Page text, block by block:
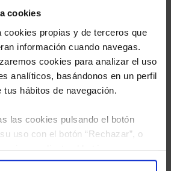
cookies
cookies propias y de terceros que
información cuando navegas.
cookies para analizar el uso
analíticos, basándonos en un perfil
hábitos de navegación.
las cookies pulsando el botón
uso con el botón “Rechazar”, o
nuestraPolítica
de privacidady consiento el